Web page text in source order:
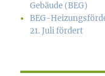
Gebäude (BEG)
BEG-
21. Juli fördert